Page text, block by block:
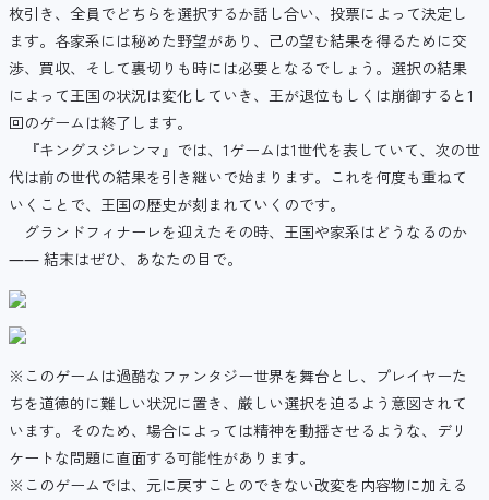
枚引き、全員でどちらを選択するか話し合い、投票によって決定し
ます。各家系には秘めた野望があり、己の望む結果を得るために交
渉、買収、そして裏切りも時には必要となるでしょう。選択の結果
によって王国の状況は変化していき、王が退位もしくは崩御すると1
回のゲームは終了します。
『キングスジレンマ』では、1ゲームは1世代を表していて、次の世
代は前の世代の結果を引き継いで始まります。これを何度も重ねて
いくことで、王国の歴史が刻まれていくのです。
グランドフィナーレを迎えたその時、王国や家系はどうなるのか
―― 結末はぜひ、あなたの目で。
※このゲームは過酷なファンタジー世界を舞台とし、プレイヤーた
ちを道徳的に難しい状況に置き、厳しい選択を迫るよう意図されて
います。そのため、場合によっては精神を動揺させるような、デリ
ケートな問題に直面する可能性があります。
※このゲームでは、元に戻すことのできない改変を内容物に加える